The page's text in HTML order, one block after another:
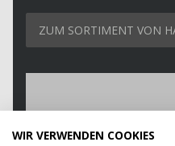
ZUM SORTIMENT VON
WIR VERWENDEN COOKIES